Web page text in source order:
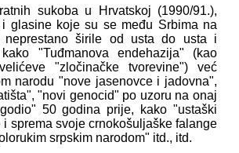
sukoba u Hrvatskoj (1990/91.),
glasine koje su se među Srbima na
neprestano širile od usta do usta i
"Tuđmanova endehazija" (kao
"zločinačke tvorevine") već
narodu "nove jasenovce i jadovna",
"novi genocid" po uzoru na onaj
50 godina prije, kako "ustaški
i sprema svoje crnokošuljaške falange
srpskim narodom" itd., itd.